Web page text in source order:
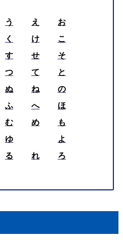
う え
お
く け
こ
す せ
そ
つ て
と
ぬ ね
の
ふ へ
ほ
む め
も
ゆ
よ
る れ
ろ